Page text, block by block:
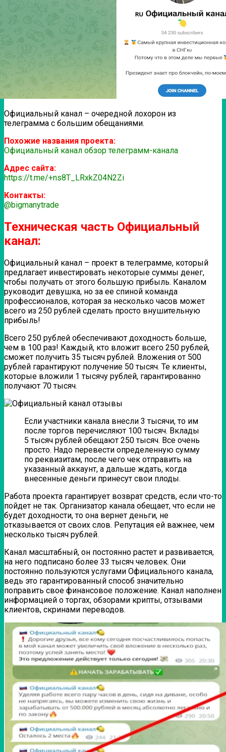
Официальный канал – очередной лохорон из
телеграмма с большим обещаниями.
Похожие названия проекта:
Официальный канал обзор телеграмм-канала
Адрес сайта:
https://t.me/+ns8T_LRxkZ04N2Zi
Контакты:
@bigmanytrade
Техническая часть Официальный
канал:
Официальный канал – проект в телеграмме, который
предлагает инвестировать некоторые суммы денег,
чтобы получать от этого большую прибыль. Каналом
руководит девушка, но за ее спиной команда
профессионалов, которая за несколько часов может
всего из 250 рублей сделать просто внушительную
прибыль!
Всего 250 рублей обеспечивают доходность больше,
чем в 100 раз! Каждый, кто вложит всего 250 рублей,
сможет получить 35 тысяч рублей. Вложения от 500
рублей гарантируют получение 50 тысяч. Те клиенты,
которые вложили 1 тысячу рублей, гарантированно
получают 70 тысяч.
Если участники канала внесли 3 тысячи, то им
после торгов перечисляют 100 тысяч. Вклады
5 тысяч рублей обещают 250 тысяч. Все очень
просто. Надо перевести определенную сумму
по реквизитам, после чего чек отправить на
указанный аккаунт, а дальше ждать, когда
внесенные деньги принесут свои плоды.
Работа проекта гарантирует возврат средств, если что-то
пойдет не так. Организатор канала обещает, что если не
будет доходности, то она вернет деньги, не
отказывается от своих слов. Репутация ей важнее, чем
несколько тысяч рублей.
Канал масштабный, он постоянно растет и развивается,
на него подписано более 33 тысяч человек. Они
постоянно пользуются услугами Официального канала,
ведь это гарантированный способ значительно
поправить свое финансовое положение. Канал наполнен
информацией о торгах, обзорами крипты, отзывами
клиентов, скринами переводов.